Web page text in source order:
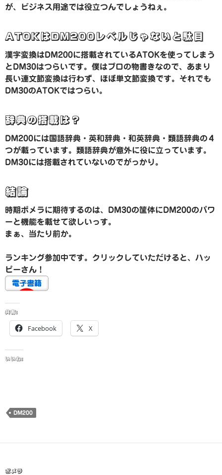
が、ビジネス用途では役立つんでしょうねぇ。
ATOKはDM200レベルじゃないと駄目
漢字変換はDM200に搭載されているATOKを使ってしまう
とDM30はつらいです。僕はプロの物書きなので、あまり
長い連文節変換は行わず、ほぼ単文節変換です。それでも
DM30のATOKではつらい。
辞典の搭載は？
DM200には国語辞典・英和辞典・和英辞典・類語辞典の４
つが載っています。類語辞典が意外に役に立っています。
DM30には搭載されていないのでがっかり。
結論
時期ポメラに期待するのは、DM30の筐体にDM200のパワ
ーと機能を載せて欲しいっす。
まぁ、当たり前か。
ランキング参加中です。クリックしていただけると、ハッ
ピーさん！
共有:
Facebook X
いいね:
DM200
ポメラ